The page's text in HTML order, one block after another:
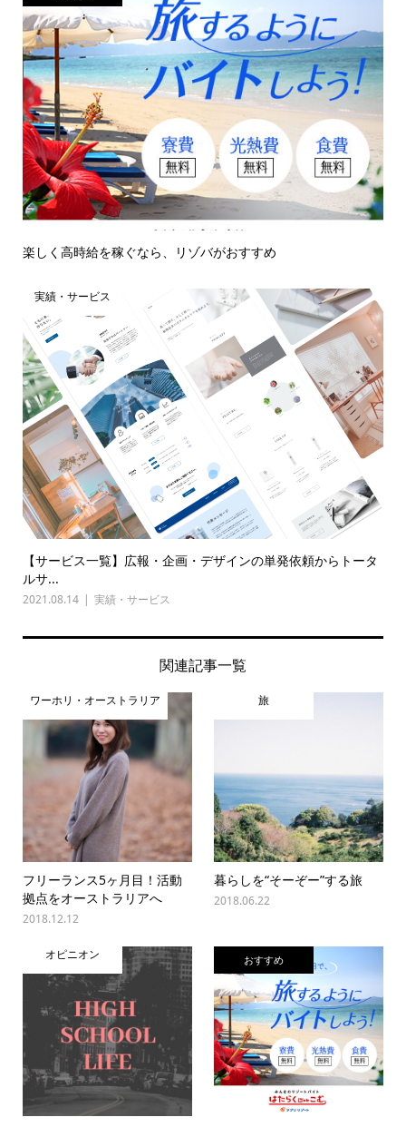
楽しく高時給を稼ぐなら、リゾバがおすすめ
実績・サービス
【サービス一覧】広報・企画・デザインの単発依頼からトータ
ルサ...
2021.08.14 実績・サービス
関連記事一覧
ワーホリ・オーストラリア
フリーランス5ヶ月目！活動
拠点をオーストラリアへ
2018.12.12
旅
暮らしを“そーぞー”する旅
2018.06.22
オピニオン おすすめ